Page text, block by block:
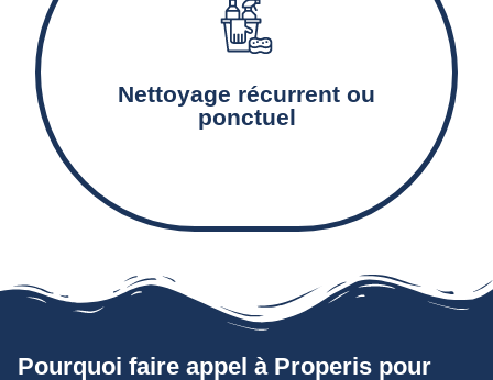
Nettoyage récurrent ou
ponctuel
Le nettoyage et l’entretien des équipements
ascenseurs et boîtes-aux-lettres.
Pourquoi faire appel à Properis pour